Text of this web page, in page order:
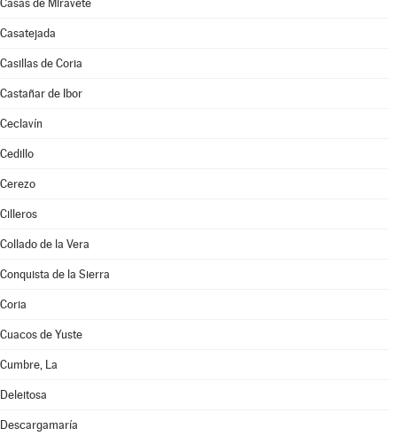
Casas de Miravete
Casatejada
Casillas de Coria
Castañar de Ibor
Ceclavín
Cedillo
Cerezo
Cilleros
Collado de la Vera
Conquista de la Sierra
Coria
Cuacos de Yuste
Cumbre, La
Deleitosa
Descargamaría